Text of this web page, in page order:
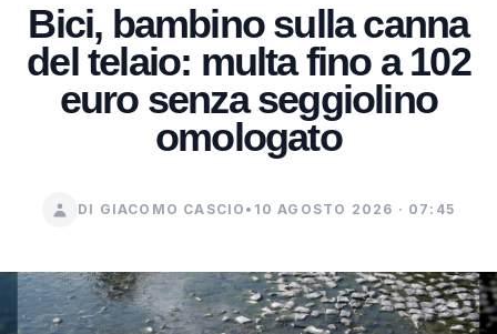
Bici, bambino sulla canna
del telaio: multa fino a 102
euro senza seggiolino
omologato
DI GIACOMO CASCIO • 10 AGOSTO 2026 · 07:45